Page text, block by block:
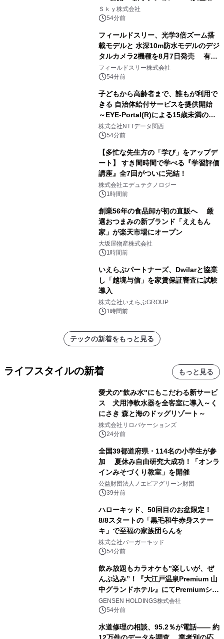
業務実態を分析し労務改善を支援。 藤
原竜也メイキング動画公開 「もしAIが
自分を分析したら、すぐ休めと言われ
る自信がある」「昨年の夏はカブトム
シを捕まえたり、虫と戦ったり…」
Ｓｋｙ株式会社
54分前
フィールドスリー、光学3倍ズーム搭
載モデルと 水深10m防水モデルのデジ
タルカメラ2機種を8月7日発売 有効
約1300万画素、用途別に選べるコンデ
ジ新登場
フィールドスリー株式会社
54分前
子どもから高齢者まで、誰もが利用で
きる 自治体給付サービスを提供開始
～EYE-Portal(R)による15歳未満の本
人認証と デジタルデバイド対策で実現
～
株式会社NTTデータ関西
54分前
【多忙な先生方の「学び」をアップデ
ート】 すき間時間で学べる『学習評価
講座』全7回がついに完結！
株式会社エデュテクノロジー
1時間前
創業56年の食品卸が初の直販へ 厳
選おつまみの新ブランド「ええもん
家」が楽天市場にオープン
大坂屋物産株式会社
1時間前
いえらぶパートナーズ、Dwilarと協業
し「越境与信」を家賃保証審査に試験
導入
株式会社いえらぶGROUP
1時間前
テックの新着をもっと見る
ライフスタイルの新着 もっと見る
愛犬の"飲み水"にもこだわる新サービ
ス 犬用浄軟水器を全客室に導入～く
にさき 森と海のドッグリゾート～
株式会社リロバケーションズ
24分前
全国39都道府県・114名の小学生が参
加 夏休み自由研究大成功！「オンラ
インみそづくり教室」を開催
公益財団法人ノエビアグリーン財団
39分前
ハローキッド、50回目のお盆限定！
8/8スタートの「黒毛和牛赤身ステー
キ」で至福の家族団らんを
株式会社バーガーキッド
54分前
飲み放題もカラオケも”楽しいが、ぜ
んぶ込み”！『大江戸温泉Premium 山
中グランドホテル』にてPremiumシリ
ーズ初のオールインクルーシブ導入
GENSEN HOLDINGS株式会社
54分前
水道修理の相談、95.2％が電話―― 約